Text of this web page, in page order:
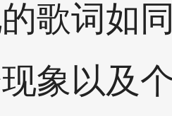
歌词如
象以及